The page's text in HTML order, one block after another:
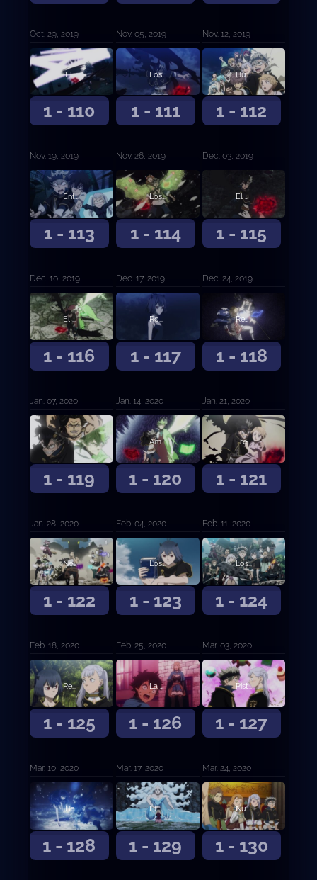
Oct. 29, 2019 Nov. 05, 2019 Nov. 12, 2019
1 - 110
¡El Toro Negro Embravecido se une a la batalla!
Nov. 19, 2019
1 - 111
Los ojos del espejo
Nov. 26, 2019
1 - 112
Humanos en quienes confiar
Dec. 03, 2019
1 - 113
Entrando al Palacio de las Sombras
Dec. 10, 2019
1 - 114
Los invasores finales
Dec. 17, 2019
1 - 115
El cerebro
Dec. 24, 2019
1 - 116
El peor enemigo natural
Jan. 07, 2020
1 - 117
Rompiendo el sello
Jan. 14, 2020
1 - 118
Reencuentro a través del tiempo
Jan. 21, 2020
1 - 119
El ataque final
Jan. 28, 2020
1 - 120
Amanecer
Feb. 04, 2020
1 - 121
Tres problemas
Feb. 11, 2020
1 - 122
Negro absoluto
Feb. 18, 2020
1 - 123
Los recuerdos de Nero y... (Primera parte)
Feb. 25, 2020
1 - 124
Los recuerdos de Nero y… (Segunda parte)
Mar. 03, 2020
1 - 125
Regreso a casa
Mar. 10, 2020
1 - 126
La confesión de la Rosa Azul
Mar. 17, 2020
1 - 127
Pistas
Mar. 24, 2020
1 - 128
¡Hacia el Reino del Corazón!
1 - 129
El diablo Megicula
1 - 130
Nueva reunión de capitanes de orden